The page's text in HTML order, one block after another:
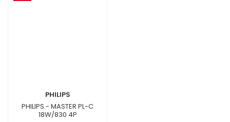
PHILIPS
PHILIPS - MASTER PL-C
18W/830 4P